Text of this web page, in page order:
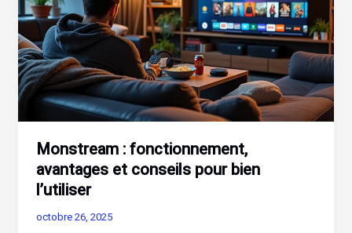
Monstream : fonctionnement,
avantages et conseils pour bien
l’utiliser
octobre 26, 2025